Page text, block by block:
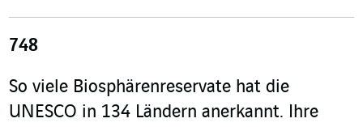
748
So viele Biosphärenreservate hat die
UNESCO in 134 Ländern anerkannt. Ihre